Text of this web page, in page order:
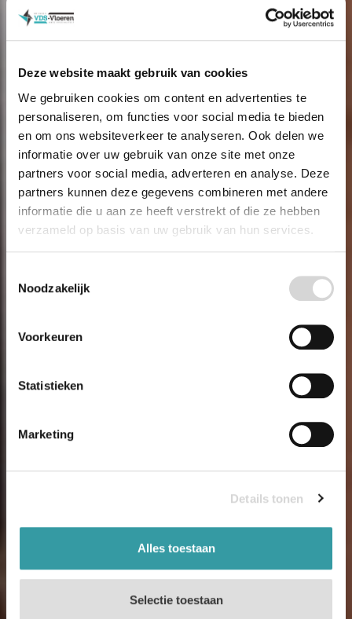
Deze website maakt gebruik van cookies
We gebruiken cookies om content en advertenties te
personaliseren, om functies voor social media te bieden
en om ons websiteverkeer te analyseren. Ook delen we
informatie over uw gebruik van onze site met onze
partners voor social media, adverteren en analyse. Deze
partners kunnen deze gegevens combineren met andere
informatie die u aan ze heeft verstrekt of die ze hebben
verzameld op basis van uw gebruik van hun services.
Noodzakelijk
Voorkeuren
Statistieken
Marketing
Details tonen
Alles toestaan
Selectie toestaan
Een
jouw
brengt